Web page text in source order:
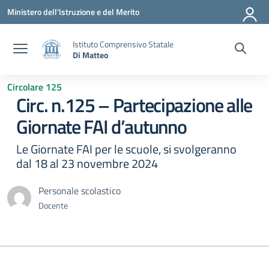
Vai ai contenuti
Vai al menu di navigazione
Vai al footer
Ministero dell'Istruzione e del Merito
Istituto Comprensivo Statale
Di Matteo
Circolare 125
Circ. n.125 – Partecipazione alle
Giornate FAI d’autunno
Le Giornate FAI per le scuole, si svolgeranno
dal 18 al 23 novembre 2024
Personale scolastico
Docente